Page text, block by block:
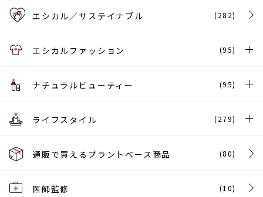
エシカル／サステイナブル (282)
エシカルファッション (95)
ナチュラルビューティー (95)
ライフスタイル (279)
通販で買えるプラントベース商品 (80)
医師監修 (10)